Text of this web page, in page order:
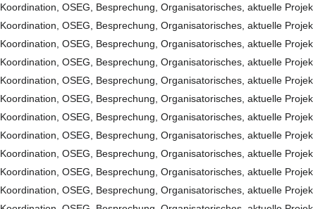
Koordination, OSEG, Besprechung, Organisatorisches, aktuelle
Koordination, OSEG, Besprechung, Organisatorisches, aktuelle
Koordination, OSEG, Besprechung, Organisatorisches, aktuelle
Koordination, OSEG, Besprechung, Organisatorisches, aktuelle
Koordination, OSEG, Besprechung, Organisatorisches, aktuelle
Koordination, OSEG, Besprechung, Organisatorisches, aktuelle
Koordination, OSEG, Besprechung, Organisatorisches, aktuelle
Koordination, OSEG, Besprechung, Organisatorisches, aktuelle
Koordination, OSEG, Besprechung, Organisatorisches, aktuelle
Koordination, OSEG, Besprechung, Organisatorisches, aktuelle
Koordination, OSEG, Besprechung, Organisatorisches, aktuelle